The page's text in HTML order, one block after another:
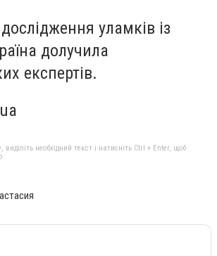
уламків із
долучила
експертів.
необхідний текст і натисніть Ctrl + Enter, щоб